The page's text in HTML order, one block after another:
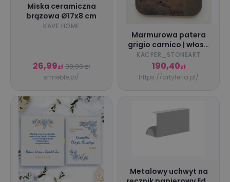
Miska ceramiczna
brązowa Ø17x8 cm
KAVE HOME
26,99zł 39,99 zł
sfmeble.pl/
Marmurowa patera
grigio carnico | włoski
szyk | 26x34 cm
KACPER_STONEART
190,40zł
https://artyferia.pl/
Metalowy uchwyt na